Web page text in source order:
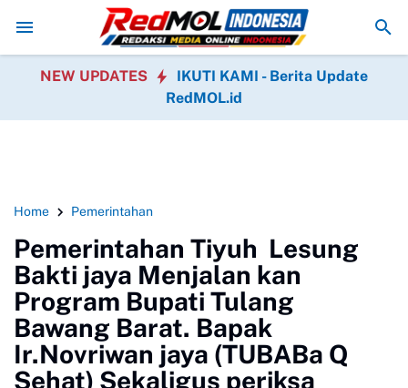
Paling Banyak DiusutIstri Bupati Pemalang Turut Dibawa KPK
NEW UPDATES
IKUTI KAMI - Berita Update
RedMOL.id
Home Pemerintahan
Pemerintahan Tiyuh Lesung
Bakti jaya Menjalan kan
Program Bupati Tulang
Bawang Barat. Bapak
Ir.Novriwan jaya (TUBABa Q
Sehat) Sekaligus periksa